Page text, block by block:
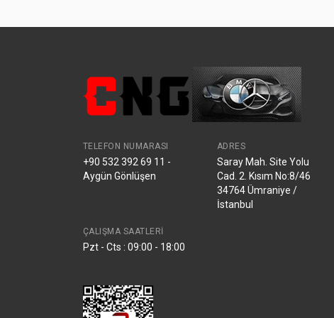
TELEFON NUMARASI
+90 532 392 69 11 -
Aygün Gönlüşen
ADRES
Saray Mah. Site Yolu
Cad. 2. Kısım No:8/46
34764 Ümraniye /
İstanbul
ÇALIŞMA SAATLERI
Pzt - Cts : 09:00 - 18:00